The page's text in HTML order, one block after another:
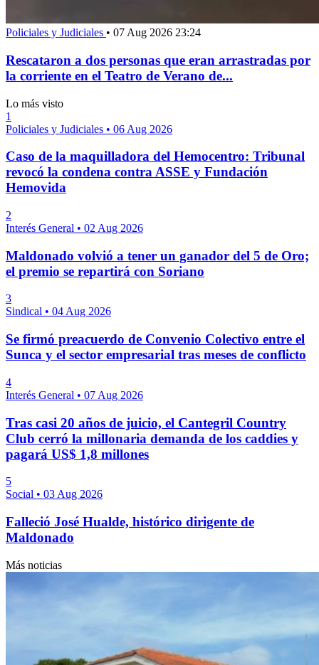
Policiales y Judiciales • 07 Aug 2026 23:24
Rescataron a dos personas que eran arrastradas por
la corriente en el Teatro de Verano de...
Lo más visto
1
Policiales y Judiciales • 06 Aug 2026
Caso de la maquilladora del Hemocentro: Tribunal
revocó la condena contra ASSE y Fundación
Hemovida
2
Interés General • 02 Aug 2026
Maldonado volvió a tener un ganador del 5 de Oro;
el premio se repartirá con Soriano
3
Sindical • 04 Aug 2026
Se firmó preacuerdo de Convenio Colectivo entre el
Sunca y el sector empresarial tras meses de conflicto
4
Interés General • 07 Aug 2026
Tras casi 20 años de juicio, el Cantegril Country
Club cerró la millonaria demanda de los caddies y
pagará US$ 1,8 millones
5
Social • 03 Aug 2026
Falleció José Hualde, histórico dirigente de
Maldonado
Más noticias